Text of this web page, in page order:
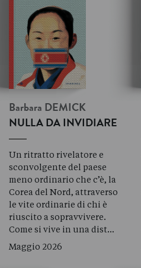
Barbara DEMICK
NULLA DA INVIDIARE
Un ritratto rivelatore e
sconvolgente del paese
meno ordinario che c’è, la
Corea del Nord, attraverso
le vite ordinarie di chi è
riuscito a sopravvivere.
Come si vive in una dist…
Maggio 2026